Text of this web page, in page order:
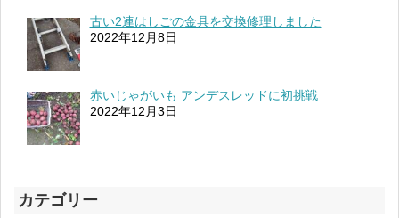
古い2連はしごの金具を交換修理しました
2022年12月8日
赤いじゃがいも アンデスレッドに初挑戦
2022年12月3日
カテゴリー